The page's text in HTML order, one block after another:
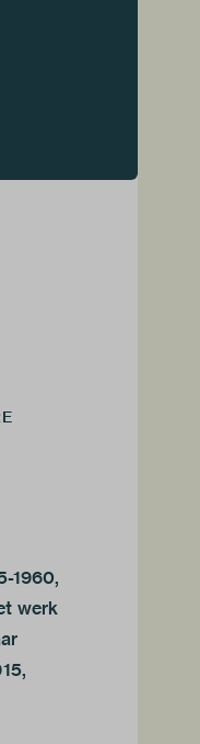
1960,
werk